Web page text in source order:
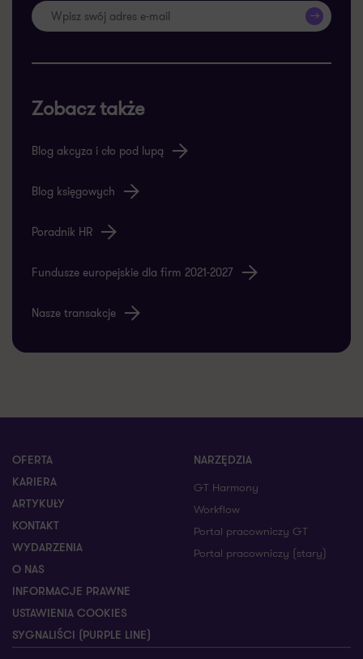
>>
Zobacz także
Blog akcyza i cło pod lupą
Blog księgowych
Poradnik HR
Fundusze europejskie dla firm 2021-2027
Nasze transakcje
OFERTA
KARIERA
ARTYKUŁY
KONTAKT
WYDARZENIA
O NAS
INFORMACJE PRAWNE
USTAWIENIA COOKIES
SYGNALIŚCI (PURPLE LINE)
NARZĘDZIA
GT Harmony
Workflow
Portal pracowniczy GT
Portal pracowniczy (stary)